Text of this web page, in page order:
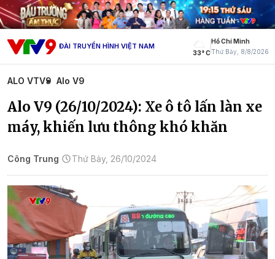
ĐÀI TRUYỀN HÌNH VIỆT NAM
33° C
Hồ Chí Minh
Thứ Bảy, 8/8/2026
ALO VTV9 Alo V9
Alo V9 (26/10/2024): Xe ô tô lấn làn xe
máy, khiến lưu thông khó khăn
Công Trung Thứ Bảy, 26/10/2024